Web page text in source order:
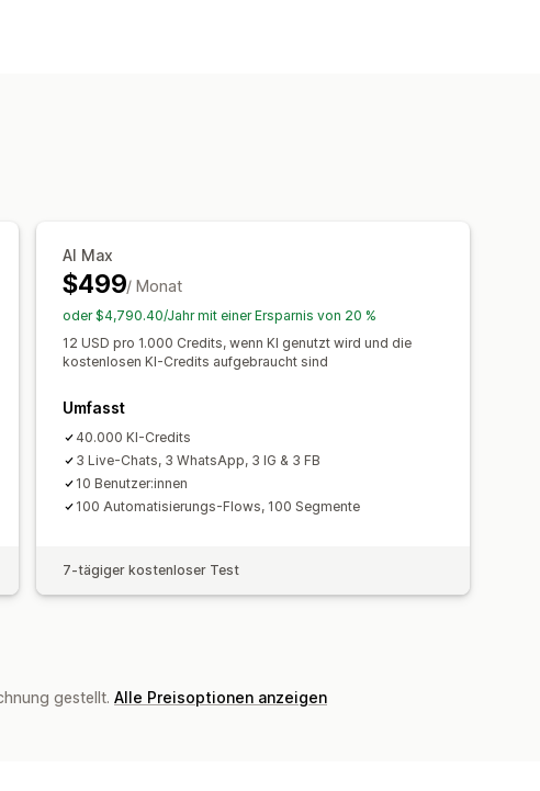
Targeting-Regeln
Transkript senden
Sticker Chatfenster Geschäftszeiten
AI Max
$499/ Monat
oder $4,790.40/Jahr mit einer Ersparnis von 20 %
12 USD pro 1.000 Credits, wenn KI genutzt wird und die
kostenlosen KI-Credits aufgebraucht sind
Umfasst
40.000 KI-Credits
3 Live-Chats, 3 WhatsApp, 3 IG & 3 FB
10 Benutzer:innen
100 Automatisierungs-Flows, 100 Segmente
7-tägiger kostenloser Test
gestellt. Alle Preisoptionen anzeigen